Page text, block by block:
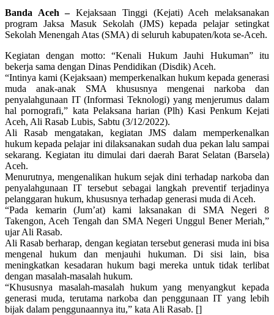
Banda Aceh –Kejaksaan Tinggi (Kejati) Aceh melaksanakan
program Jaksa Masuk Sekolah (JMS) kepada pelajar setingkat
Sekolah Menengah Atas (SMA) di seluruh kabupaten/kota se-Aceh.
Kegiatan dengan motto: “Kenali Hukum Jauhi Hukuman” itu
bekerja sama dengan Dinas Pendidikan (Disdik) Aceh.
“Intinya kami (Kejaksaan) memperkenalkan hukum kepada generasi
muda anak-anak SMA khususnya mengenai narkoba dan
penyalahgunaan IT (Informasi Teknologi) yang menjerumus dalam
hal pornografi,” kata Pelaksana harian (Plh) Kasi Penkum Kejati
Aceh, Ali Rasab Lubis, Sabtu (3/12/2022).
Ali Rasab mengatakan, kegiatan JMS dalam memperkenalkan
hukum kepada pelajar ini dilaksanakan sudah dua pekan lalu sampai
sekarang. Kegiatan itu dimulai dari daerah Barat Selatan (Barsela)
Aceh.
Menurutnya, mengenalikan hukum sejak dini terhadap narkoba dan
penyalahgunaan IT tersebut sebagai langkah preventif terjadinya
pelanggaran hukum, khususnya terhadap generasi muda di Aceh.
“Pada kemarin (Jum’at) kami laksanakan di SMA Negeri 8
Takengon, Aceh Tengah dan SMA Negeri Unggul Bener Meriah,”
ujar Ali Rasab.
Ali Rasab berharap, dengan kegiatan tersebut generasi muda ini bisa
mengenal hukum dan menjauhi hukuman. Di sisi lain, bisa
meningkatkan kesadaran hukum bagi mereka untuk tidak terlibat
dengan masalah-masalah hukum.
“Khususnya masalah-masalah hukum yang menyangkut kepada
generasi muda, terutama narkoba dan penggunaan IT yang lebih
bijak dalam penggunaannya itu,” kata Ali Rasab. []